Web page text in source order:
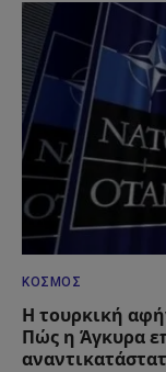
ΚΌΣΜΟΣ
Η τουρκική
Πώς η Άγκυρα